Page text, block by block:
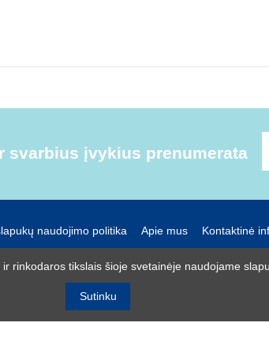
svarbius įvykius prenumerata
naudojimo politika Apie mus Kontaktinė
Kaunas +370 614 99399 info@r-lux.lt
© 2021 R-Lux
rinkodaros tikslais šioje svetainėje naudojame
Sutinku